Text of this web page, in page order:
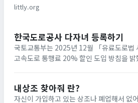
littly.org
한국도로공사 다자녀 등록하기
국토교통부는 2025년 12월 「유료도로법
고속도로 통행료 20% 할인 도입 방침을
내상조 찾아줘 란?
자신이 가입하고 있는 상조나 폐업해서 없